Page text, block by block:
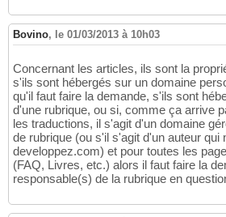
Bovino, le 01/03/2013 à 10h03
Concernant les articles, ils sont la
s'ils sont hébergés sur un domaine
qu'il faut faire la demande, s'ils sont
d'une rubrique, ou si, comme ça arrive
les traductions, il s'agit d'un domaine
de rubrique (ou s'il s'agit d'un auteur qui
developpez.com) et pour toutes les
(FAQ, Livres, etc.) alors il faut faire la
responsable(s) de la rubrique en